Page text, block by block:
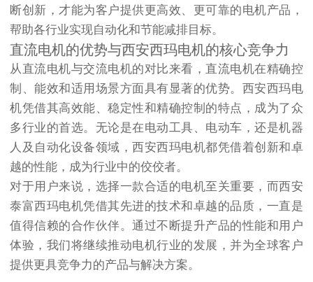
断创新，才能为客户提供更高效、更可靠的电机产品，
帮助各行业实现自动化和节能减排目标。
直流电机的优势与西安西玛电机的核心竞争力
从直流电机与交流电机的对比来看，直流电机在精确控
制、能效和适用场景方面具有显著的优势。西安西玛电
机凭借其高效能、稳定性和精确控制的特点，成为了众
多行业的首选。无论是在电动工具、电动车，还是机器
人及自动化设备领域，西安西玛电机都凭借着创新和卓
越的性能，成为行业中的佼佼者。
对于用户来说，选择一款合适的电机至关重要，而西安
泰富西玛电机凭借其先进的技术和卓越的品质，一直是
值得信赖的合作伙伴。通过不断提升产品的性能和用户
体验，我们将继续推动电机行业的发展，并为全球客户
提供更具竞争力的产品与解决方案。